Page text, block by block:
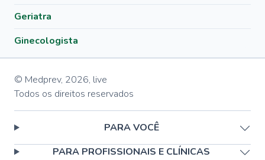
Geriatra
Ginecologista
© Medprev, 2026, live
Todos os direitos reservados
PARA VOCÊ
PARA PROFISSIONAIS E CLÍNICAS